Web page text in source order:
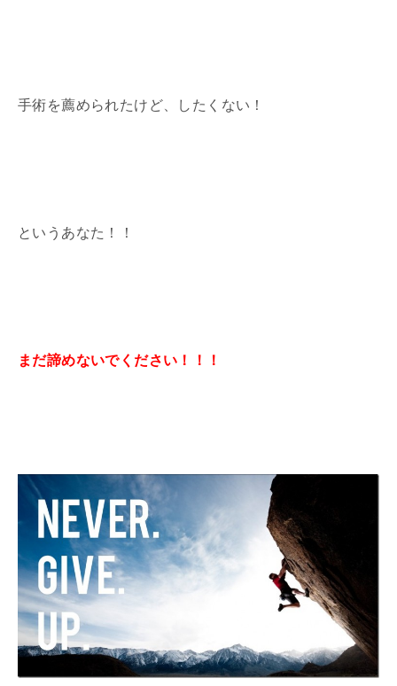
手術を薦められたけど、したくない！
というあなた！！
まだ諦めないでください！！！